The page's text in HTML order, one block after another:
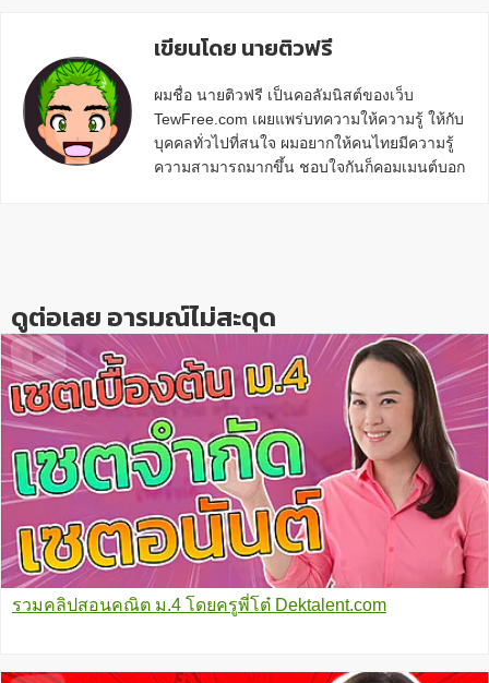
เขียนโดย นายติวฟรี
ผมชื่อ นายติวฟรี เป็นคอลัมนิสต์ของเว็บ
TewFree.com เผยแพร่บทความให้ความรู้ ให้กับ
บุคคลทั่วไปที่สนใจ ผมอยากให้คนไทยมีความรู้
ความสามารถมากขึ้น ชอบใจกันก็คอมเมนต์บอก
ดูต่อเลย อารมณ์ไม่สะดุด
รวมคลิปสอนคณิต ม.4 โดยครูพี่โต๋ Dektalent.com